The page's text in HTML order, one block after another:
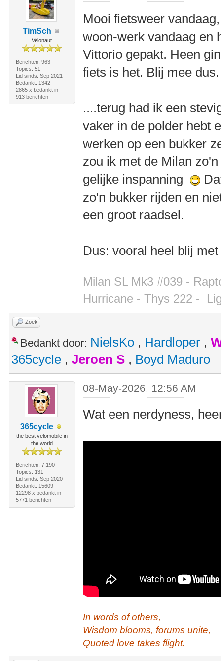
TimSch
Velonaut
Berichten: 963
Topics: 51
Lid sinds: Sep 2021
Bedankt: 1342
2865 x bedankt in
913 berichten
Mooi fietsweer
woon-werk vandaag en
Vittorio gepakt. Heen
fiets is het. Blij mee
....terug had ik een
vaker in de polder hebt
werken op een bukker
zou ik met de Milan
gelijke inspanning
zo'n bukker rijden en
een groot raadsel.
Dus: vooral heel blij
Milan SL Mk3 #039 -
Hurricane - Thys 222 -
Zoek
Bedankt door: NielsKo , Hardloper ,
365cycle , Jeroen S , Boyd Maduro
365cycle
the best velomobile in
the world
Berichten: 7.190
Topics: 131
Lid sinds: Sep 2020
Bedankt: 15609
12298 x bedankt in
5771 berichten
08-May-2026, 12:56 AM
Wat een nerdyness,
In words of others,
Wisdom blooms, forums unite,
Quoted love takes flight.